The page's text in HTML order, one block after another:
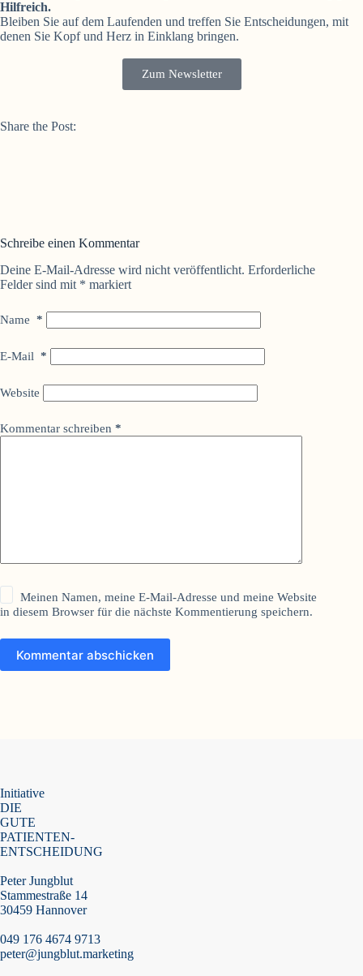
Hilfreich.
Bleiben Sie auf dem Laufenden und treffen Sie Entscheidungen, mit
denen Sie Kopf und Herz in Einklang bringen.
Zum Newsletter
Share the Post:
Schreibe einen Kommentar
Deine E-Mail-Adresse wird nicht veröffentlicht. Erforderliche
Felder sind mit * markiert
Name *
E-Mail *
Website
Kommentar schreiben *
Meinen Namen, meine E-Mail-Adresse und meine Website
in diesem Browser für die nächste Kommentierung speichern.
Kommentar abschicken
Initiative
DIE
GUTE
PATIENTEN-
ENTSCHEIDUNG
Peter Jungblut
Stammestraße 14
30459 Hannover
049 176 4674 9713
peter@jungblut.marketing